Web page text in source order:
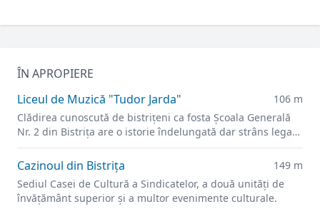
ÎN APROPIERE
Liceul de Muzică "Tudor Jarda"
106 m
Clădirea cunoscută de bistrițeni ca fosta Şcoala Generală
Nr. 2 din Bistrița are o istorie îndelungată dar strâns legată
de învățământul orașului.
Cazinoul din Bistrița
149 m
Sediul Casei de Cultură a Sindicatelor, a două unități de
învățământ superior și a multor evenimente culturale.